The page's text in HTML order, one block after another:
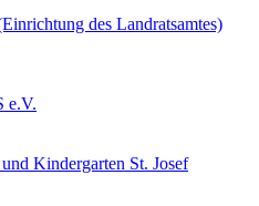
des Landratsamtes)
e.V.
Kindergarten St. Josef